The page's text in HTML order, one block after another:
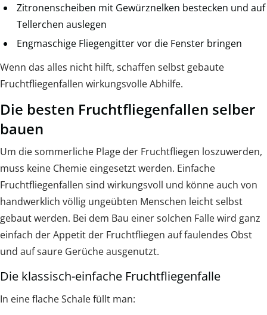
Zitronenscheiben mit Gewürznelken bestecken und auf
Tellerchen auslegen
Engmaschige Fliegengitter vor die Fenster bringen
Wenn das alles nicht hilft, schaffen selbst gebaute
Fruchtfliegenfallen wirkungsvolle Abhilfe.
Die besten Fruchtfliegenfallen selber
bauen
Um die sommerliche Plage der Fruchtfliegen loszuwerden,
muss keine Chemie eingesetzt werden. Einfache
Fruchtfliegenfallen sind wirkungsvoll und könne auch von
handwerklich völlig ungeübten Menschen leicht selbst
gebaut werden. Bei dem Bau einer solchen Falle wird ganz
einfach der Appetit der Fruchtfliegen auf faulendes Obst
und auf saure Gerüche ausgenutzt.
Die klassisch-einfache Fruchtfliegenfalle
In eine flache Schale füllt man: